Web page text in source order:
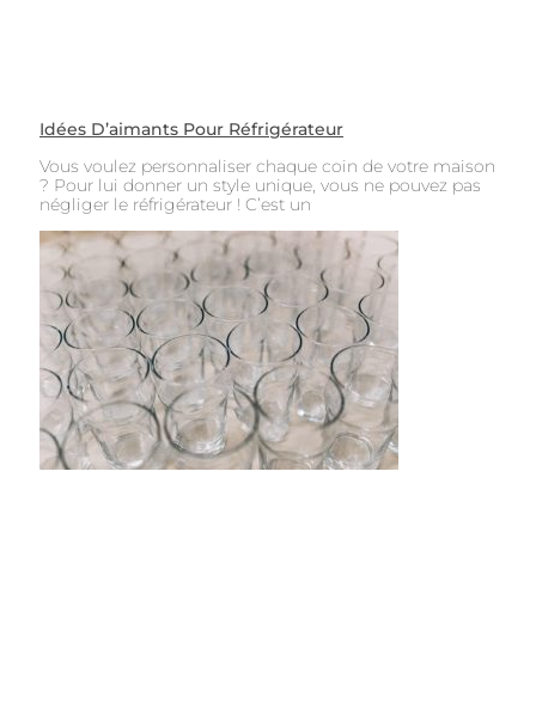
Idées D’aimants Pour Réfrigérateur
Vous voulez personnaliser chaque coin de votre maison
? Pour lui donner un style unique, vous ne pouvez pas
négliger le réfrigérateur ! C’est un